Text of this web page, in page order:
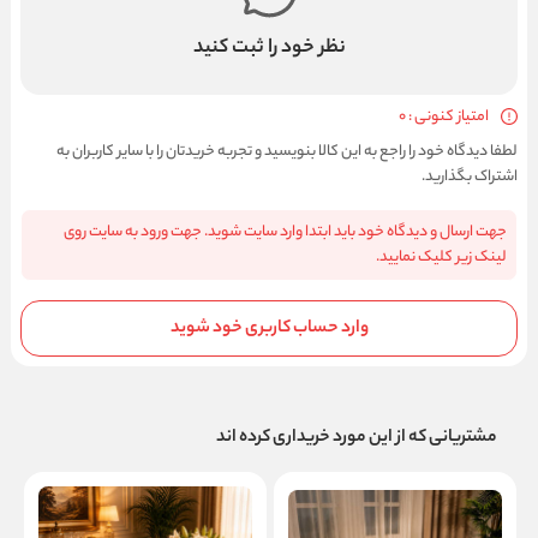
نظر خود را ثبت کنید
امتیاز کنونی : 0
لطفا دیدگاه خود را راجع به این کالا بنویسید و تجربه خریدتان را با سایر کاربران به
اشتراک بگذارید.
جهت ارسال و دیدگاه خود باید ابتدا وارد سایت شوید. جهت ورود به سایت روی
لینک زیر کلیک نمایید.
وارد حساب کاربری خود شوید
مشتریانی که از این مورد خریداری کرده اند